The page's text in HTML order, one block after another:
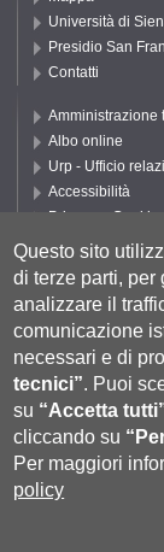
Università di
Presidio San
Contatti
Amministrazione
Albo online
Urp - Ufficio
Accessibilità
Privacy e Cookie
Cookie settings
Segui UNISI
Questo sito
di terze parti, per
analizzare il
comunicazione
necessari e di
tecnici”. Puoi
su “Accetta
cliccando su
Per maggiori
policy